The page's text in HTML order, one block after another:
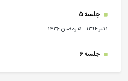
جلسه 5
1 تیر 1394 - 5 رمضان 1436
جلسه 6